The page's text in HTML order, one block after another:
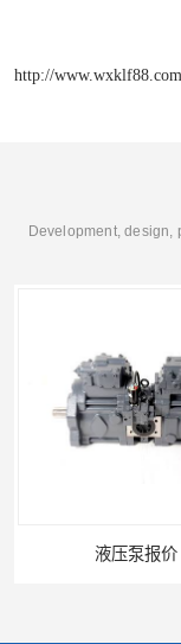
http://www.wxklf88.com
Development, design,
液压泵报价